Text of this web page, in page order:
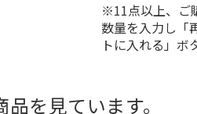
※11点以上、ご
数量を入力し「
トに入れる」ボ
を見ています。